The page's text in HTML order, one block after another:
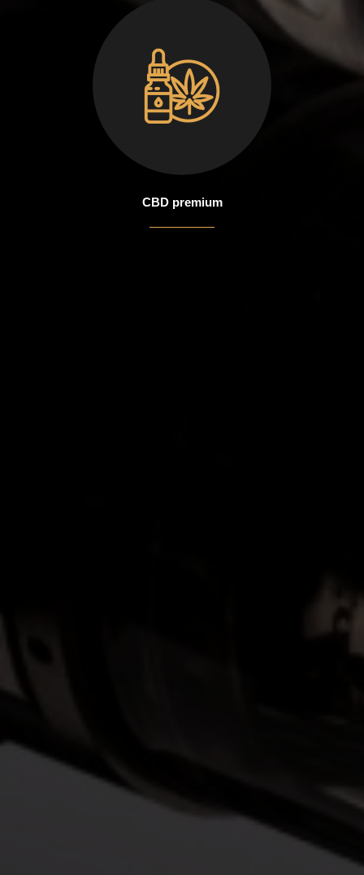
CBD premium